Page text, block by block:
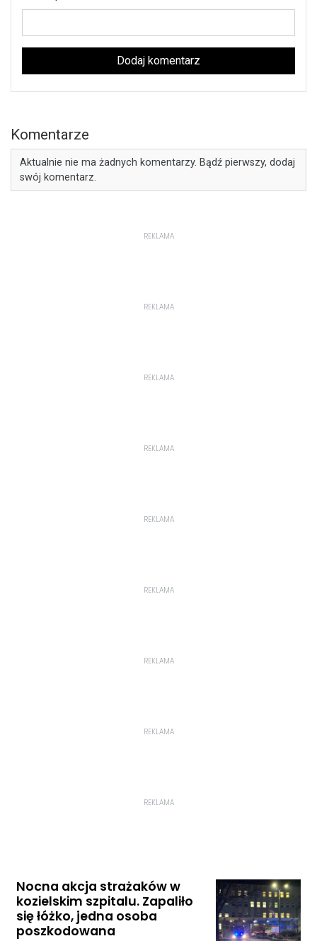
Dodaj komentarz
Komentarze
Aktualnie nie ma żadnych komentarzy. Bądź pierwszy, dodaj
swój komentarz.
REKLAMA
REKLAMA
REKLAMA
REKLAMA
REKLAMA
REKLAMA
REKLAMA
REKLAMA
REKLAMA
Nocna akcja strażaków w
kozielskim szpitalu. Zapaliło
się łóżko, jedna osoba
poszkodowana